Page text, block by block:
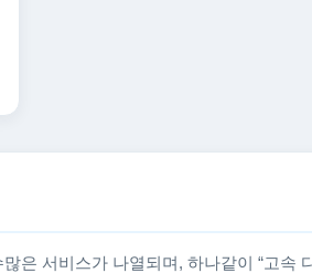
은 서비스가 나열되며, 하나같이 “고속